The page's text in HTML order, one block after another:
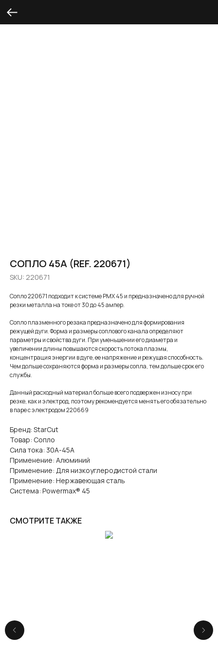
СОПЛО 45A (REF. 220671)
SKU: 220671
Сопло 220671 подходит к системе PMX 45 и предназначено для ручной
резки металла на токе от 30 до 45 ампер.
Сопло плазменного резака предназначено для формирования
режущей дуги. Форма и размеры соплового канала определяют
параметры и свойства дуги. При уменьшении его диаметра и
увеличении длины повышаются скорость потока плазмы,
концентрация энергии в дуге, ее напряжение и режущая способность.
Чем дольше сохраняются форма и размеры сопла, тем дольше срок его
службы.
Данный расходный материал больше всего подвержен износу при
резке, как и электрод, поэтому рекомендуется менять его обязательно
в паре с электродом 220669
Бренд: StarCut
Товар: Сопло
Сила тока: 30А-45А
Применение: Алюминий
Применение: Для низкоуглеродистой стали
Применение: Нержавеющая сталь
Система: Powermax® 45
СМОТРИТЕ ТАКЖЕ